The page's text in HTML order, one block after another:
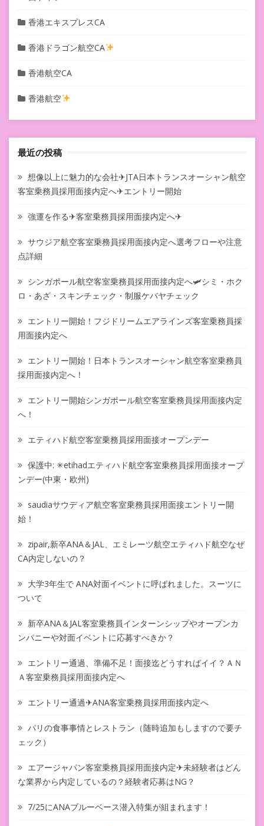
香港エキスプレスCA
香港ドラゴン航空CA
香港航空CA
香港航空
最近の投稿
想像以上に魅力的な会社✈JTA日本トランスオーシャン航空
客室乗務員採用面接内定へ✈エントリー開始
強運を作る✈客室乗務員採用面接内定へ✈
サウジア航空客室乗務員採用面接内定へ選考フローや注意
点詳細
シンガポール航空客室乗務員採用面接内定へ🛩シミ・ホク
ロ・あざ・スキンチェック・制服ケバヤチェック
エントリー開始！フジドリームエアラインズ客室乗務員採
用面接内定へ
エントリー開始！日本トランスオーシャン航空客室乗務員
採用面接内定へ！
エントリー開始シンガポール航空客室乗務員採用面接内定
へ！
エティハド航空客室乗務員採用面接オープンデー
保護中: ✳︎etihadエティハド航空客室乗務員採用面接オープ
ンデー(中東・欧州)
saudiaサウディア航空客室乗務員採用面接エントリー開
始！
zipair,新卒ANA＆JAL、エミレーツ航空エティハド航空なぜ
CA内定しないの？
大学3年生で ANA対面イベントに呼ばれました。スーツに
ついて
新卒ANA＆JAL客室乗務員インターンシップやオープンカ
ンパニーや対面イベントに応募すべきか？
エントリー通過、準備不足！面接迄どうすればイイ？ＡＮ
Ａ客室乗務員採用面接内定へ
エントリー通過✈ANA客室乗務員採用面接内定へ
パリの食事事情とレストラン（随時追加もしますので要チ
ェック）
エアージャパン客室乗務員採用面接内定✈未経験者はどん
な業界から内定しているの？経験者応募はNG？
7/25にANAブルーベース潜入特集が組まれます！